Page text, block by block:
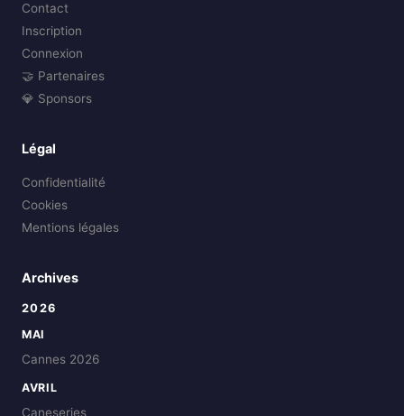
Contact
Inscription
Connexion
🤝 Partenaires
💎 Sponsors
Légal
Confidentialité
Cookies
Mentions légales
Archives
2026
MAI
Cannes 2026
AVRIL
Caneseries